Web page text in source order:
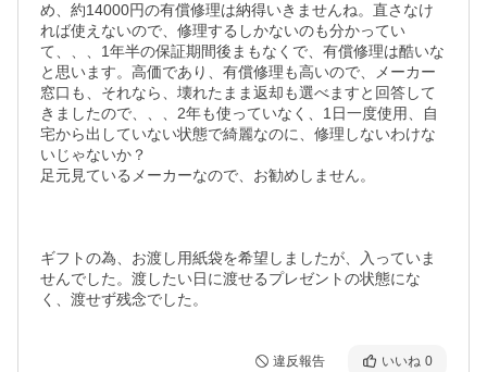
め、約14000円の有償修理は納得いきませんね。直さなけ
れば使えないので、修理するしかないのも分かってい
て、、、1年半の保証期間後まもなくで、有償修理は酷いな
と思います。高価であり、有償修理も高いので、メーカー
窓口も、それなら、壊れたまま返却も選べますと回答して
きましたので、、、2年も使っていなく、1日一度使用、自
宅から出していない状態で綺麗なのに、修理しないわけな
いじゃないか？
足元見ているメーカーなので、お勧めしません。
ギフトの為、お渡し用紙袋を希望しましたが、入っていま
せんでした。渡したい日に渡せるプレゼントの状態にな
く、渡せず残念でした。
違反報告 いいね 0